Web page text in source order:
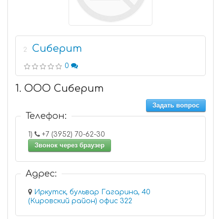
2 Сиберит
0
1. ООО Сиберит
Задать вопрос
Телефон:
1)
+7 (3952) 70-62-30
Звонок через браузер
Адрес:
Иркутск, бульвар Гагарина, 40
(Кировский район) офис 322